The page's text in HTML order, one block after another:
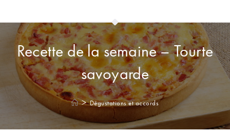
Recette de la semaine – Tourte
savoyarde
> Dégustations et accords